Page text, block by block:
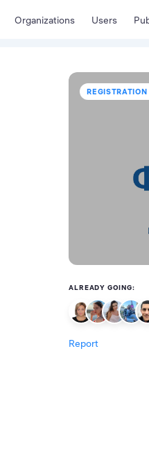
Organizations Users
ALREADY GOING:
Report